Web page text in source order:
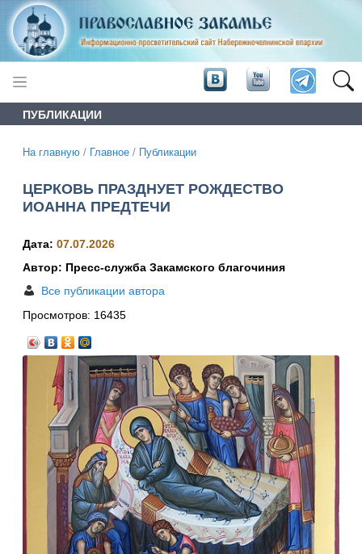
ПУБЛИКАЦИИ
На главную / Главное / Публикации
ЦЕРКОВЬ ПРАЗДНУЕТ РОЖДЕСТВО
ИОАННА ПРЕДТЕЧИ
Дата: 07.07.2026
Автор: Пресс-служба Закамского благочиния
Все публикации автора
Просмотров: 16435